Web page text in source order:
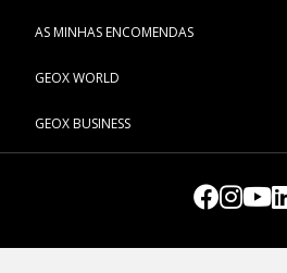
AS MINHAS ENCOMENDAS
GEOX WORLD
GEOX BUSINESS